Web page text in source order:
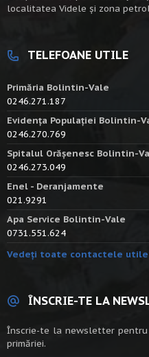
localitatea Videle şi zona
TELEFOANE UTILE
Primăria Bolintin-Vale
0246.271.187
Evidența Populației Bolintin-
0246.270.769
Spitalul Orășenesc Bolintin-
0246.273.049
Enel - Deranjamente
021.9291
Apa Service Bolintin-Vale
0731.551.624
Vedeți toate contactele utile
ÎNSCRIE-TE LA
Înscrie-te la newsletter
primăriei.